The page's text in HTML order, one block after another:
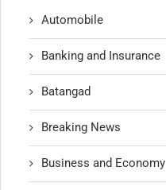
Automobile
Banking and Insurance
Batangad
Breaking News
Business and Economy